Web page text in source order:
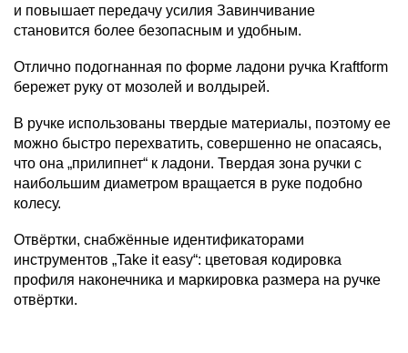
и повышает передачу усилия Завинчивание
становится более безопасным и удобным.
Отлично подогнанная по форме ладони ручка Kraftform
бережет руку от мозолей и волдырей.
В ручке использованы твердые материалы, поэтому ее
можно быстро перехватить, совершенно не опасаясь,
что она „прилипнет“ к ладони. Твердая зона ручки с
наибольшим диаметром вращается в руке подобно
колесу.
Oтвёртки, снабжённые идентификаторами
инструментов „Take it easy“: цветовая кодировка
профиля наконечника и маркировка размера на ручке
отвёртки.